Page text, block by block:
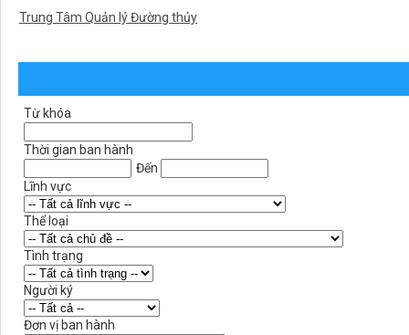
Trung Tâm Quản lý Đường thủy
Từ khóa
Thời gian ban hành
Đến
Lĩnh vực
Thể loại
Tình trạng
Người ký
Đơn vị ban hành